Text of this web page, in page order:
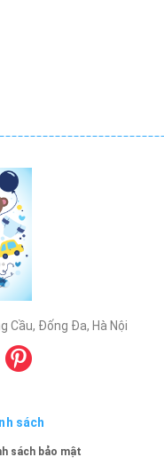
Cầu, Đống Đa, Hà Nội
sách
sách bảo mật